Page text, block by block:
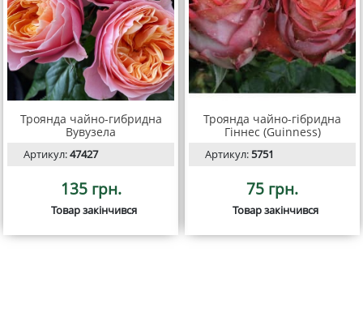
Троянда чайно-гибридна
Вувузела
Артикул:47427
135 грн.
Товар закінчився
Троянда чайно-гібридна
Гіннес (Guinness)
Артикул:5751
75 грн.
Товар закінчився